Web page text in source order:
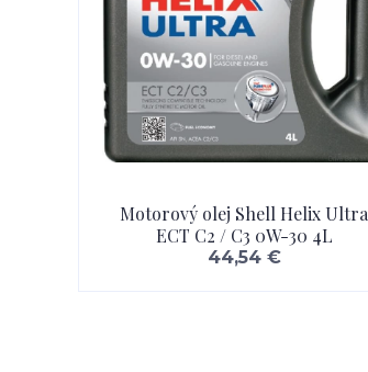
Motorový olej Shell Helix Ultra
ECT C2 / C3 0W-30 4L
44,54 €